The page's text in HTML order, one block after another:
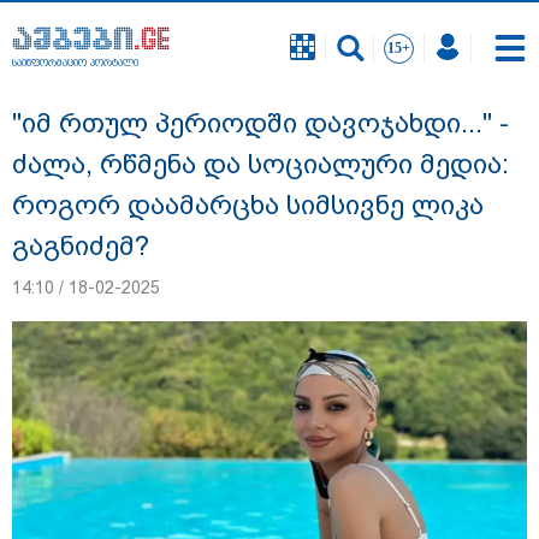
საინფორმაციო პორტალი
გურამ დადიანიძის გაუჩინარების საქმის
ფარგლებში შსს ტერიტორიის ხელახალ
შემოწმებას იწყებს - შსს განცხადებას
ავრცელებს
საინფორმაციო პორტალი
"იმ რთულ პერიოდში დავოჯახდი..." -
ძალა, რწმენა და სოციალური მედია:
როგორ დაამარცხა სიმსივნე ლიკა
გაგნიძემ?
14:10 / 18-02-2025